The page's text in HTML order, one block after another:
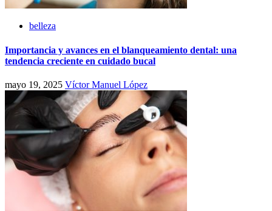
belleza
Importancia y avances en el blanqueamiento dental: una
tendencia creciente en cuidado bucal
mayo 19, 2025 Víctor Manuel López